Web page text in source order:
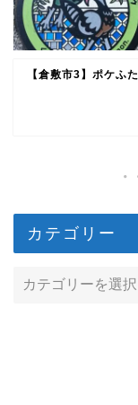
【倉敷市3】ポケふた
カテゴリー